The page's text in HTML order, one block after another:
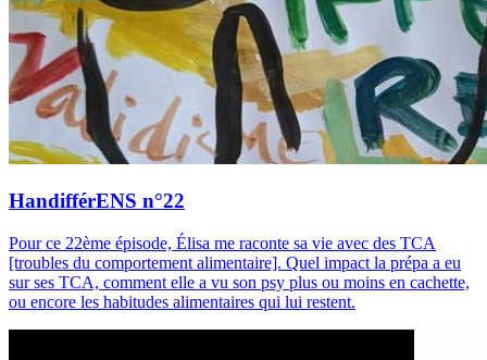
HandifférENS n°22
Pour ce 22ème épisode, Élisa me raconte sa vie avec des TCA
[troubles du comportement alimentaire]. Quel impact la prépa a eu
sur ses TCA, comment elle a vu son psy plus ou moins en cachette,
ou encore les habitudes alimentaires qui lui restent.